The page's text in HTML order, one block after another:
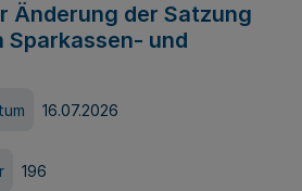
Änderung der Satzung
Sparkassen- und
16.07.2026
196